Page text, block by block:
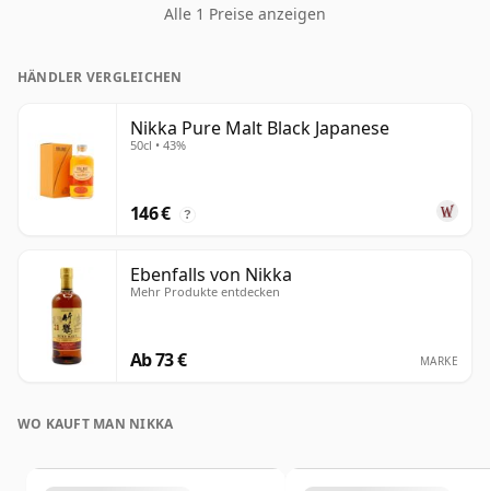
Alle 1 Preise anzeigen
HÄNDLER VERGLEICHEN
Nikka Pure Malt Black Japanese
50cl • 43%
146 € ?
Ebenfalls von Nikka
Mehr Produkte entdecken
Ab 73 € MARKE
WO KAUFT MAN NIKKA